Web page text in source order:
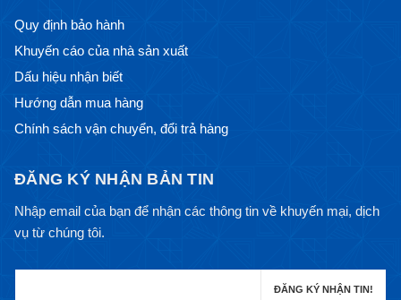
Quy định bảo hành
Khuyến cáo của nhà sản xuất
Dấu hiệu nhận biết
Hướng dẫn mua hàng
Chính sách vận chuyển, đổi trả hàng
ĐĂNG KÝ NHẬN BẢN TIN
Nhập email của bạn để nhận các thông tin về khuyến mại, dịch
vụ từ chúng tôi.